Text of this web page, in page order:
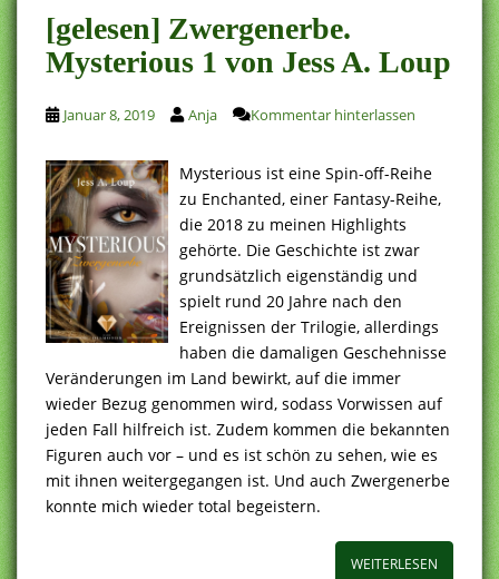
[gelesen] Zwergenerbe.
Mysterious 1 von Jess A. Loup
Januar 8, 2019 Anja Kommentar hinterlassen
Mysterious ist eine Spin-off-Reihe
zu Enchanted, einer Fantasy-Reihe,
die 2018 zu meinen Highlights
gehörte. Die Geschichte ist zwar
grundsätzlich eigenständig und
spielt rund 20 Jahre nach den
Ereignissen der Trilogie, allerdings
haben die damaligen Geschehnisse
Veränderungen im Land bewirkt, auf die immer
wieder Bezug genommen wird, sodass Vorwissen auf
jeden Fall hilfreich ist. Zudem kommen die bekannten
Figuren auch vor – und es ist schön zu sehen, wie es
mit ihnen weitergegangen ist. Und auch Zwergenerbe
konnte mich wieder total begeistern.
WEITERLESEN